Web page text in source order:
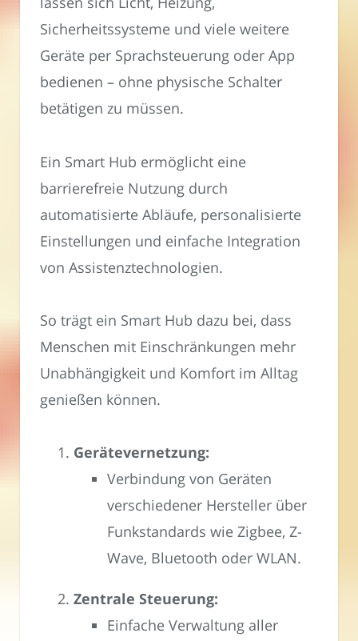
Sicherheitssysteme und viele weitere
Geräte per Sprachsteuerung oder App
bedienen – ohne physische Schalter
betätigen zu müssen.
Ein Smart Hub ermöglicht eine
barrierefreie Nutzung durch
automatisierte Abläufe, personalisierte
Einstellungen und einfache Integration
von Assistenztechnologien.
So trägt ein Smart Hub dazu bei, dass
Menschen mit Einschränkungen mehr
Unabhängigkeit und Komfort im Alltag
genießen können.
Gerätevernetzung:
Verbindung von Geräten
verschiedener Hersteller über
Funkstandards wie Zigbee, Z-
Wave, Bluetooth oder WLAN.
Zentrale Steuerung:
Einfache Verwaltung aller